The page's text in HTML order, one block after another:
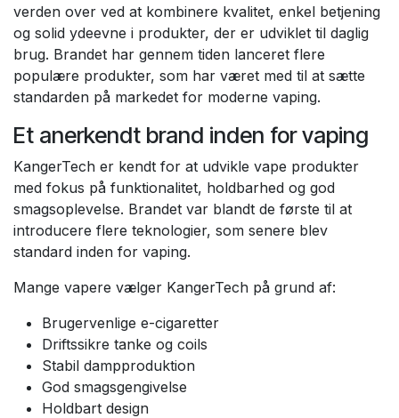
verden over ved at kombinere kvalitet, enkel betjening
og solid ydeevne i produkter, der er udviklet til daglig
brug. Brandet har gennem tiden lanceret flere
populære produkter, som har været med til at sætte
standarden på markedet for moderne vaping.
Et anerkendt brand inden for vaping
KangerTech er kendt for at udvikle vape produkter
med fokus på funktionalitet, holdbarhed og god
smagsoplevelse. Brandet var blandt de første til at
introducere flere teknologier, som senere blev
standard inden for vaping.
Mange vapere vælger KangerTech på grund af:
Brugervenlige e-cigaretter
Driftssikre tanke og coils
Stabil dampproduktion
God smagsgengivelse
Holdbart design